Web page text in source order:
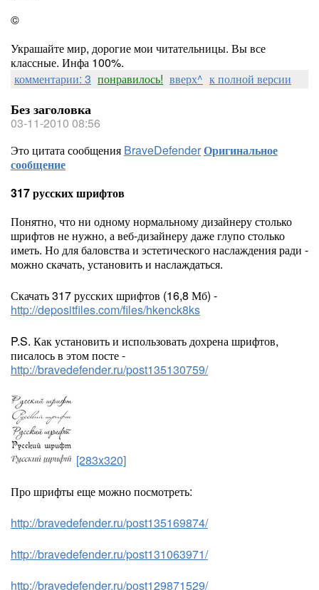
©
Украшайте мир, дорогие мои читательницы. Вы все
классные. Инфа 100%.
комментарии: 3 понравилось! вверх^ к полной версии
Без заголовка
03-11-2010 08:56
Это цитата сообщения BraveDefenderОригинальное
сообщение
317 русских шрифтов
Понятно, что ни одному нормальному дизайнеру столько
шрифтов не нужно, а веб-дизайнеру даже глупо столько
иметь. Но для баловства и эстетического наслаждения ради -
можно скачать, установить и наслаждаться.
Скачать 317 русских шрифтов (16,8 Мб) -
http://depositfiles.com/files/hkenck8ks
P.S. Как установить и использовать дохрена шрифтов,
писалось в этом посте -
http://bravedefender.ru/post135130759/
[283x320]
Про шрифты еще можно посмотреть:
http://bravedefender.ru/post135169874/
http://bravedefender.ru/post131063971/
http://bravedefender.ru/post129871529/